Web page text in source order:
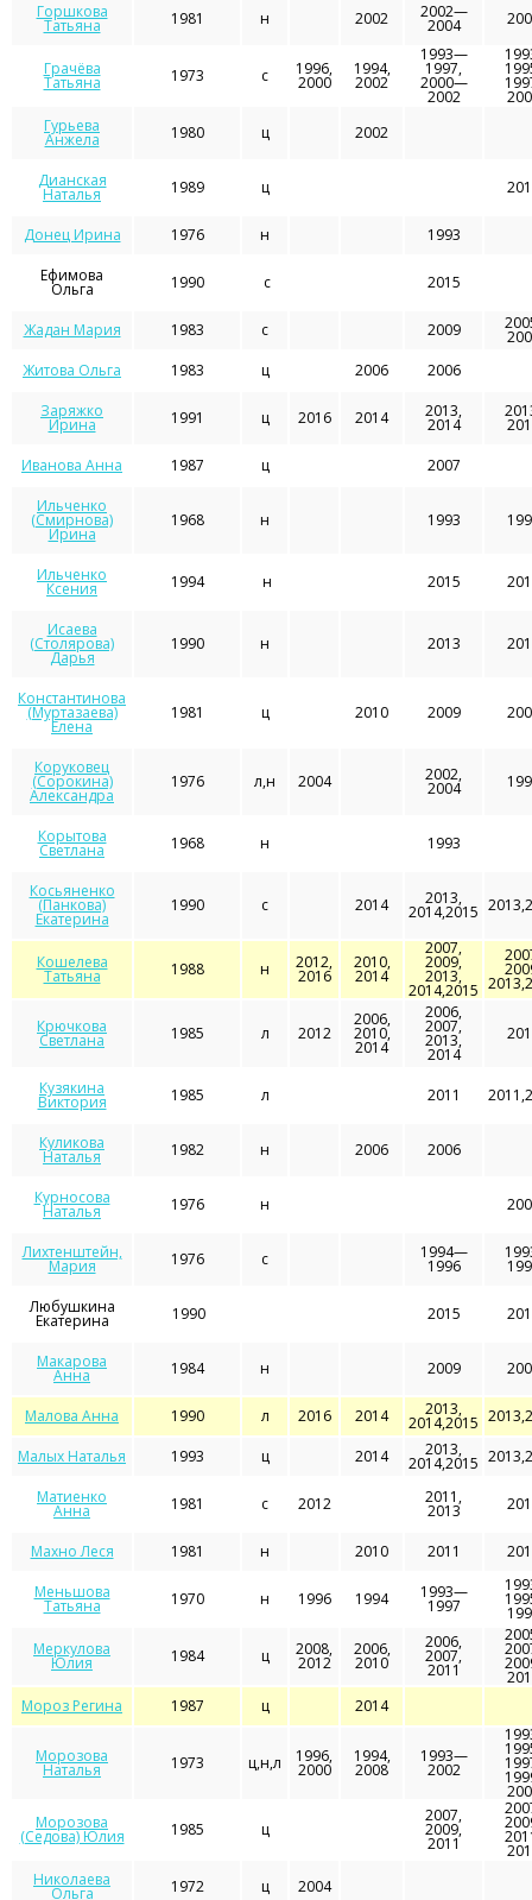
Горшкова
Татьяна 1981 н 2002 2002—
2004
Грачёва
Татьяна 1973 с 1996,
2000
1994,
2002
1993—
1997,
2000—
2002
Гурьева
Анжела 1980 ц 2002
Дианская
Наталья 1989 ц
Донец Ирина 1976 н
1993
Ефимова
Ольга 1990 с 2015
Жадан Мария 1983 с 2009
Житова Ольга
1983 ц 2006
2006
Заряжко
Ирина 1991 ц 2016 2014 2013,
2014
Иванова Анна
1987 ц
2007
Ильченко
(Смирнова)
Ирина
1968 н 1993
Ильченко
Ксения 1994 н 2015
Исаева
(Столярова)
Дарья
1990 н 2013
Константинова
(Муртазаева)
Елена
1981 ц 2010 2009
Коруковец
(Сорокина)
Александра
1976 л,н 2004 2002,
2004
Корытова
Светлана 1968 н 1993
Косьяненко
(Панкова)
Екатерина
1990 с 2014 2013,
2014,2015
Кошелева
Татьяна 1988 н 2012,
2016
2010,
2014
2007,
2009,
2013,
2014,2015
Крючкова
Светлана 1985 л 2012
2006,
2010,
2014
2006,
2007,
2013,
2014
Кузякина
Виктория 1985 л 2011
Куликова
Наталья 1982 н 2006 2006
Курносова
Наталья 1976 н
Лихтенштейн,
Мария 1976 с 1994—
1996
Любушкина
Екатерина 1990 2015
Макарова
Анна 1984 н 2009
Малова Анна 1990 л 2016 2014 2013,
2014,2015
Малых Наталья
1993 ц 2014 2013,
2014,2015
Матиенко
Анна 1981 с 2012 2011,
2013
Махно Леся 1981 н 2010 2011
Меньшова
Татьяна 1970 н 1996 1994 1993—
1997
Меркулова
Юлия 1984 ц 2008,
2012
2006,
2010
2006,
2007,
2011
Мороз Регина
1987 ц 2014
Морозова
Наталья 1973 ц,н,л 1996,
2000
1994,
2008
1993—
2002
Морозова
(Седова) Юлия 1985 ц
2007,
2009,
2011
Николаева
Ольга 1972 ц 2004